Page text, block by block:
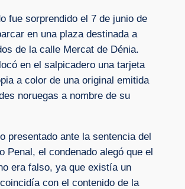
fue sorprendido el 7 de junio de
en una plaza destinada a
de la calle Mercat de Dénia.
en el salpicadero una tarjeta
a color de una original emitida
noruegas a nombre de su
presentado ante la sentencia del
Penal, el condenado alegó que el
era falso, ya que existía un
con el contenido de la